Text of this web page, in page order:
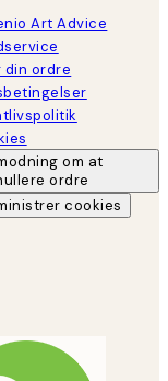
Art Advice
din ordre
om at
ordre
cookies